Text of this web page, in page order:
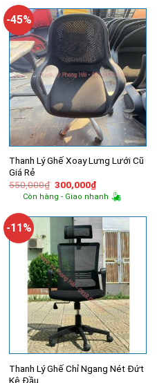
-45%
Thanh Lý Ghế Xoay Lưng Lưới Cũ
Giá Rẻ
550,000₫ Giá
gốc
là:
300,000₫Giá
hiện
tại
300,000₫.
Còn hàng - Giao nhanh
-11%
Thanh Lý Ghế Chỉ Ngang Nét Đứt
Kê Đầu